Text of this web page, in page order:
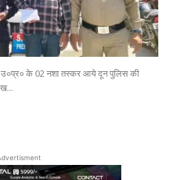
उ०प्र० के 02 नशा तस्कर आये दून पुलिस की